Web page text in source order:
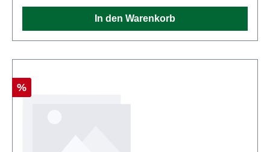
In den Warenkorb
Rabatt
%